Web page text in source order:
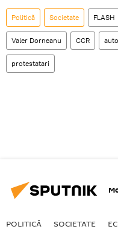
Politică Societate FLASH
Valer Dorneanu CCR
protestatari
POLITICĂ SOCIETATE